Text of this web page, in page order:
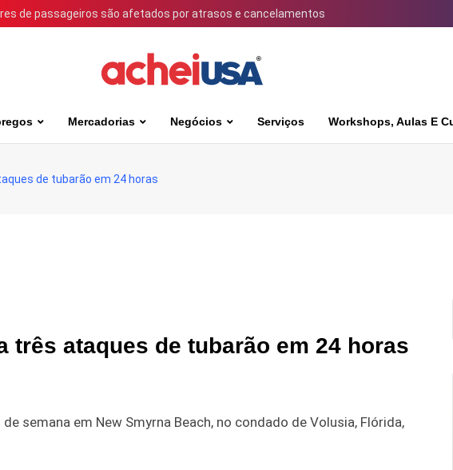
de passageiros são afetados por atrasos e cancelamentos
Mercadorias Negócios Serviços Workshops, Aulas E
de tubarão em 24 horas
três ataques de tubarão em 24 horas
semana em New Smyrna Beach, no condado de Volusia, Flórida,